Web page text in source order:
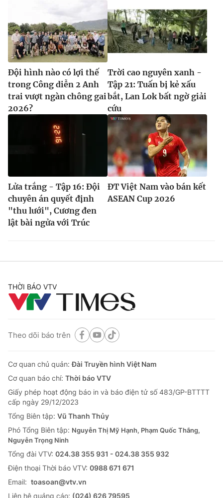
Đội hình nào có lợi thế
trong Công diễn 2 Anh
trai vượt ngàn chông gai
2026?
Trời cao nguyên xanh -
Tập 21: Tuấn bị kẻ xấu
bắt, Lan Lok bất ngờ giải
cứu
Lửa trắng - Tập 16: Đội
chuyên án quyết định
"thu lưới", Cương đen
lật bài ngửa với Trúc
ĐT Việt Nam vào bán kết
ASEAN Cup 2026
THỜI BÁO VTV
Theo dõi báo trên
Cơ quan chủ quản:Đài Truyền hình Việt Nam
Cơ quan báo chí: Thời báo VTV
Giấy phép hoạt động báo in và báo điện tử số 483/GP-BTTTT
cấp ngày 29/12/2023
Tổng Biên tập: Vũ Thanh Thủy
Phó Tổng Biên tập: Nguyễn Thị Mỹ Hạnh, Phạm Quốc Thắng,
Nguyễn Trọng Ninh
Tổng đài VTV: 024.38 355 931 - 024.38 355 932
Ðiện thoại Thời báo VTV: 0988 671 671
Email: toasoan@vtv.vn
Liên hệ quảng cáo: (024) 626 79595